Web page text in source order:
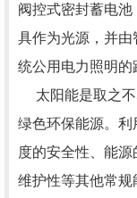
阀控式密封蓄电
具作为光源，并
统公用电力照明的
太阳能是取之不
绿色环保能源。
度的安全性、能
维护性等其他常